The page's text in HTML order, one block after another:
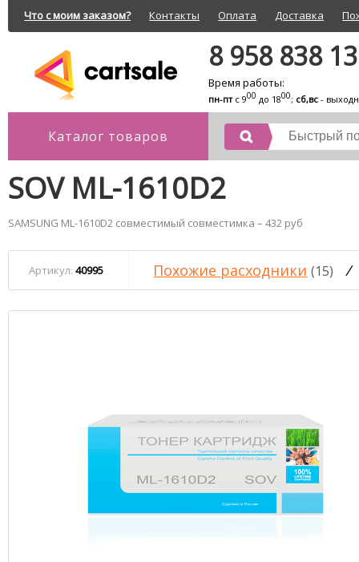
Что с моим заказом? Контакты Оплата Доставка
8 958 838
Время работы:
пн-птс 900 до 1800; сб,вс -
Каталог товаров
SOV ML-1610D2
SAMSUNG ML-1610D2 совместимый совместимка – 432 руб
Артикул: 40995 Похожие расходники (15) /